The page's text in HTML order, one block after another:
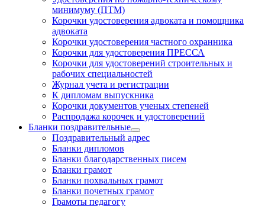
минимуму (ПТМ)
Корочки удостоверения адвоката и помощника
адвоката
Корочки удостоверения частного охранника
Корочки для удостоверения ПРЕССА
Корочки для удостоверений строительных и
рабочих специальностей
Журнал учета и регистрации
К дипломам выпускника
Корочки документов ученых степеней
Распродажа корочек и удостоверений
Бланки поздравительные
Поздравительный адрес
Бланки дипломов
Бланки благодарственных писем
Бланки грамот
Бланки похвальных грамот
Бланки почетных грамот
Грамоты педагогу